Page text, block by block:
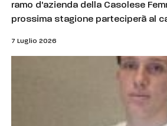
ramo d'azienda della Casolese
prossima stagione parteciperà al
7 Luglio 2026